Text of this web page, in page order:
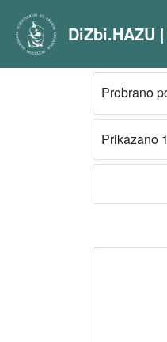
DiZbi.HAZU
Probrano
Prikazano